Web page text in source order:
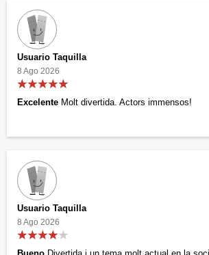
Usuario Taquilla
8 Ago 2026
Excelente Molt divertida. Actors immensos!
Usuario Taquilla
8 Ago 2026